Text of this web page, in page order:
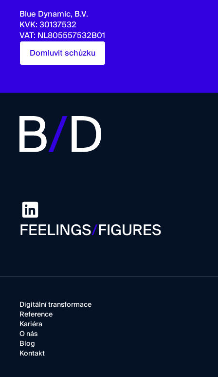
Blue Dynamic, B.V.
KVK: 30137532
VAT: NL805557532B01
Domluvit schůzku
FEELINGS/FIGURES
Digitální transformace
Reference
Kariéra
O nás
Blog
Kontakt